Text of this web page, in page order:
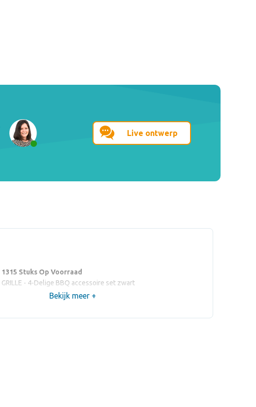
Live ontwerp
1315 Stuks Op Voorraad
GRILLE - 4-Delige BBQ accessoire set zwart
Bekijk meer +